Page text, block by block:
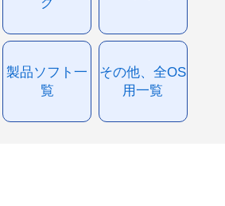
製品ソフト一
覧
その他、全OS
用一覧